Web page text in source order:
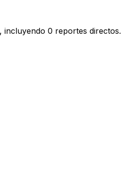
incluyendo 0 reportes directos.